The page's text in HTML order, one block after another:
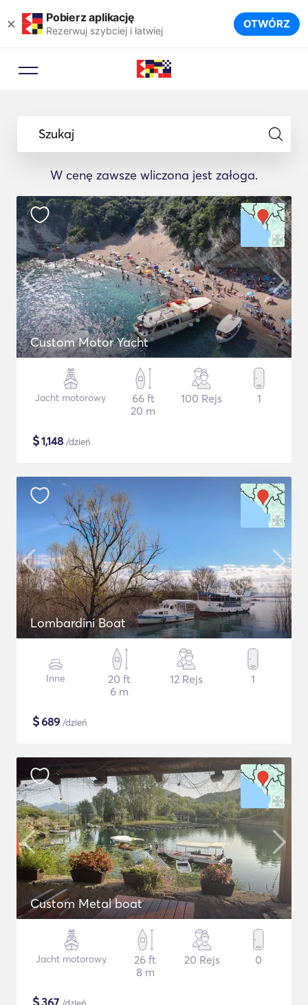
× Pobierz aplikację
Rezerwuj szybciej i łatwiej OTWÓRZ
Szukaj
W cenę zawsze wliczona jest załoga.
Custom Motor Yacht
Jacht motorowy
66 ft
20 m
100 Rejs 1
$1,148 /dzień
Lombardini Boat
Inne
20 ft
6 m
12 Rejs 1
$689 /dzień
Custom Metal boat
Jacht motorowy
26 ft
8 m
20 Rejs 0
367